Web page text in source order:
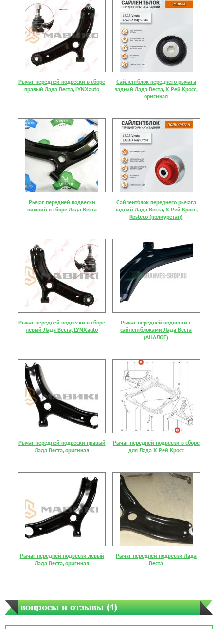
Рычаг передней подвески в сборе
правый Лада Веста, LYNXauto
Сайлентблок переднего рычага
задний Лада Веста, Х Рей Кросс,
оригинал
Рычаг передней подвески
нижний в сборе Лада Веста
Сайлентблок переднего рычага
задний Лада Веста, Х Рей Кросс,
Rosteco (полиуретан)
Рычаг передней подвески в сборе
левый Лада Веста, LYNXauto
Рычаг передней подвески с
сайлентблоками Лада Веста
(АНАЛОГ)
Рычаг передней подвески правый
Лада Веста, оригинал
Рычаг передней подвески в сборе
для Лада Х Рей Кросс
Рычаг передней подвески левый
Лада Веста, оригинал
Рычаг передней подвески Лада
Веста
вопросы и отзывы (4)